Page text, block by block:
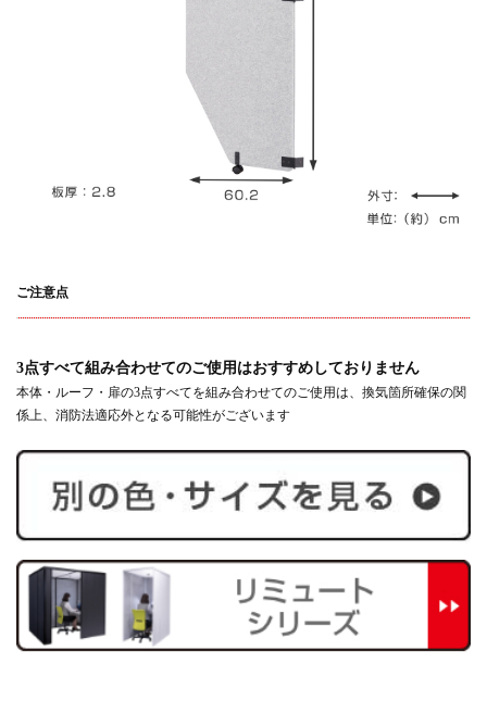
ご注意点
3点すべて組み合わせてのご使用はおすすめしておりません
本体・ルーフ・扉の3点すべてを組み合わせてのご使用は、換気箇所確保の関
係上、消防法適応外となる可能性がございます